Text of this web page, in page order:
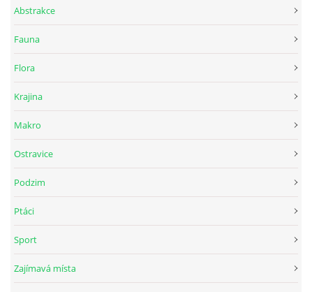
Abstrakce
Fauna
Flora
Krajina
Makro
Ostravice
Podzim
Ptáci
Sport
Zajímavá místa